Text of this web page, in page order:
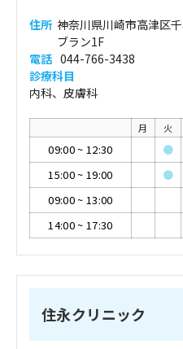
住所 神奈川県川崎市高津区
ブラン1F
電話 044-766-3438
診療科目
内科、皮膚科
月 火
09:00~ 12:30 ●
15:00~ 19:00 ●
09:00~ 13:00
14:00~ 17:30
住永クリニック